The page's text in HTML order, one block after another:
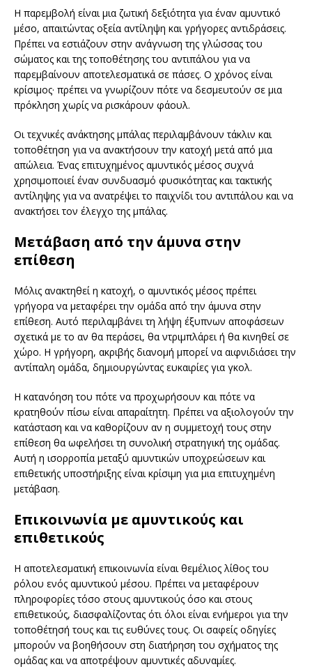
Η παρεμβολή είναι μια ζωτική δεξιότητα για έναν αμυντικό
μέσο, απαιτώντας οξεία αντίληψη και γρήγορες αντιδράσεις.
Πρέπει να εστιάζουν στην ανάγνωση της γλώσσας του
σώματος και της τοποθέτησης του αντιπάλου για να
παρεμβαίνουν αποτελεσματικά σε πάσες. Ο χρόνος είναι
κρίσιμος· πρέπει να γνωρίζουν πότε να δεσμευτούν σε μια
πρόκληση χωρίς να ρισκάρουν φάουλ.
Οι τεχνικές ανάκτησης μπάλας περιλαμβάνουν τάκλιν και
τοποθέτηση για να ανακτήσουν την κατοχή μετά από μια
απώλεια. Ένας επιτυχημένος αμυντικός μέσος συχνά
χρησιμοποιεί έναν συνδυασμό φυσικότητας και τακτικής
αντίληψης για να ανατρέψει το παιχνίδι του αντιπάλου και να
ανακτήσει τον έλεγχο της μπάλας.
Μετάβαση από την άμυνα στην
επίθεση
Μόλις ανακτηθεί η κατοχή, ο αμυντικός μέσος πρέπει
γρήγορα να μεταφέρει την ομάδα από την άμυνα στην
επίθεση. Αυτό περιλαμβάνει τη λήψη έξυπνων αποφάσεων
σχετικά με το αν θα περάσει, θα ντριμπλάρει ή θα κινηθεί σε
χώρο. Η γρήγορη, ακριβής διανομή μπορεί να αιφνιδιάσει την
αντίπαλη ομάδα, δημιουργώντας ευκαιρίες για γκολ.
Η κατανόηση του πότε να προχωρήσουν και πότε να
κρατηθούν πίσω είναι απαραίτητη. Πρέπει να αξιολογούν την
κατάσταση και να καθορίζουν αν η συμμετοχή τους στην
επίθεση θα ωφελήσει τη συνολική στρατηγική της ομάδας.
Αυτή η ισορροπία μεταξύ αμυντικών υποχρεώσεων και
επιθετικής υποστήριξης είναι κρίσιμη για μια επιτυχημένη
μετάβαση.
Επικοινωνία με αμυντικούς και
επιθετικούς
Η αποτελεσματική επικοινωνία είναι θεμέλιος λίθος του
ρόλου ενός αμυντικού μέσου. Πρέπει να μεταφέρουν
πληροφορίες τόσο στους αμυντικούς όσο και στους
επιθετικούς, διασφαλίζοντας ότι όλοι είναι ενήμεροι για την
τοποθέτησή τους και τις ευθύνες τους. Οι σαφείς οδηγίες
μπορούν να βοηθήσουν στη διατήρηση του σχήματος της
ομάδας και να αποτρέψουν αμυντικές αδυναμίες.